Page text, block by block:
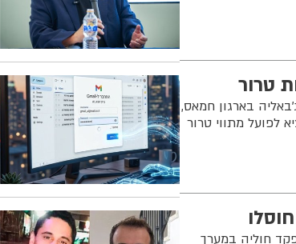
טרור
בארגון חמאס,
לפועל מתווי טרור
חוליה במערך